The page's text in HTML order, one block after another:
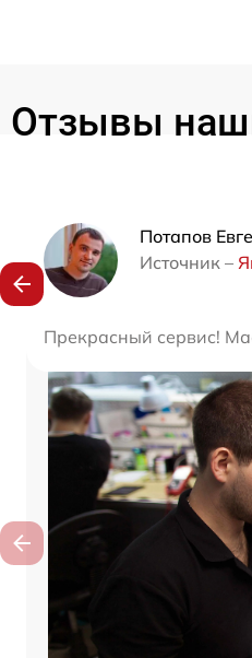
Отзывы
Потапов
Источник –
Прекрасный сервис!
Наши